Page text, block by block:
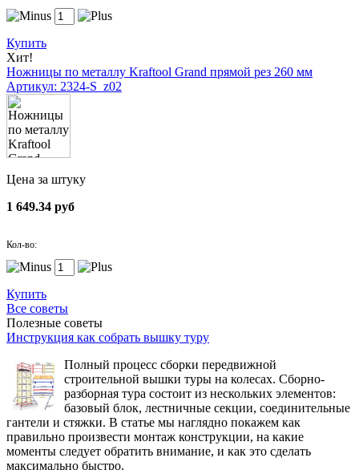
Купить
Хит!
Ножницы по металлу Kraftool Grand прямой рез 260 мм
Артикул: 2324-S_z02
Цена за штуку
1 649.34 руб
Кол-во:
Купить
Все советы
Полезные советы
Инструкция как собрать вышку туру
Полный процесс сборки передвижной
строительной вышки туры на колесах. Сборно-
разборная тура состоит из нескольких элементов:
базовый блок, лестничные секции, соединительные
гантели и стяжки. В статье мы наглядно покажем как
правильно произвести монтаж конструкции, на какие
моменты следует обратить внимание, и как это сделать
максимально быстро.